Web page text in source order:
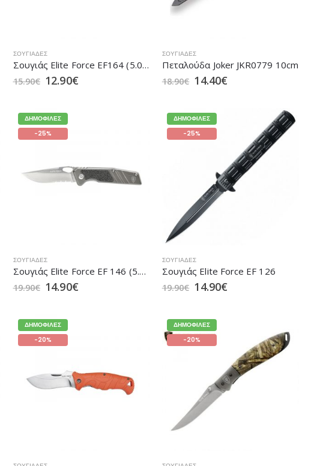
ΣΟΥΓΙΆΔΕΣ
Σουγιάς Elite Force EF164 (5.0972)
15.90€ 12.90€
ΣΟΥΓΙΆΔΕΣ
Πεταλούδα Joker JKR0779 10cm
18.90€ 14.40€
ΔΗΜΟΦΙΛΈΣ
-25%
ΣΟΥΓΙΆΔΕΣ
Σουγιάς Elite Force EF 146 (5.0946)
19.90€ 14.90€
ΔΗΜΟΦΙΛΈΣ
-25%
ΣΟΥΓΙΆΔΕΣ
Σουγιάς Elite Force EF 126
19.90€ 14.90€
ΔΗΜΟΦΙΛΈΣ
-20%
ΔΗΜΟΦΙΛΈΣ
-20%